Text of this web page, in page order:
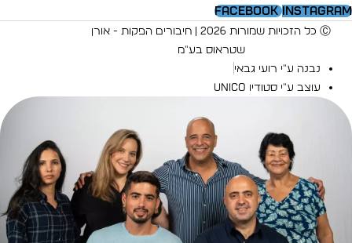
Facebook
Ⓒ כל הזכויות שמורות 2026 | חיבורים הפקות - אורן
שטראוס בע"מ
נבנה ע"י רועי גבאי
עוצב ע"י סטודיו UNICO